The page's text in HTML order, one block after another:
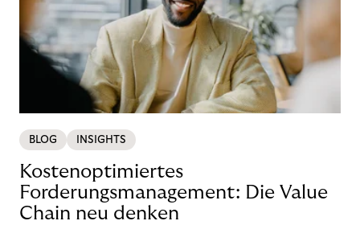
BLOG INSIGHTS
Kostenoptimiertes
Forderungsmanagement: Die Value
Chain neu denken